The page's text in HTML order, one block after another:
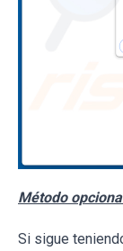
Método
Si sigue